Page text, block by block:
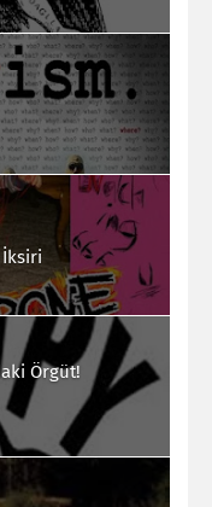
Örgüt!